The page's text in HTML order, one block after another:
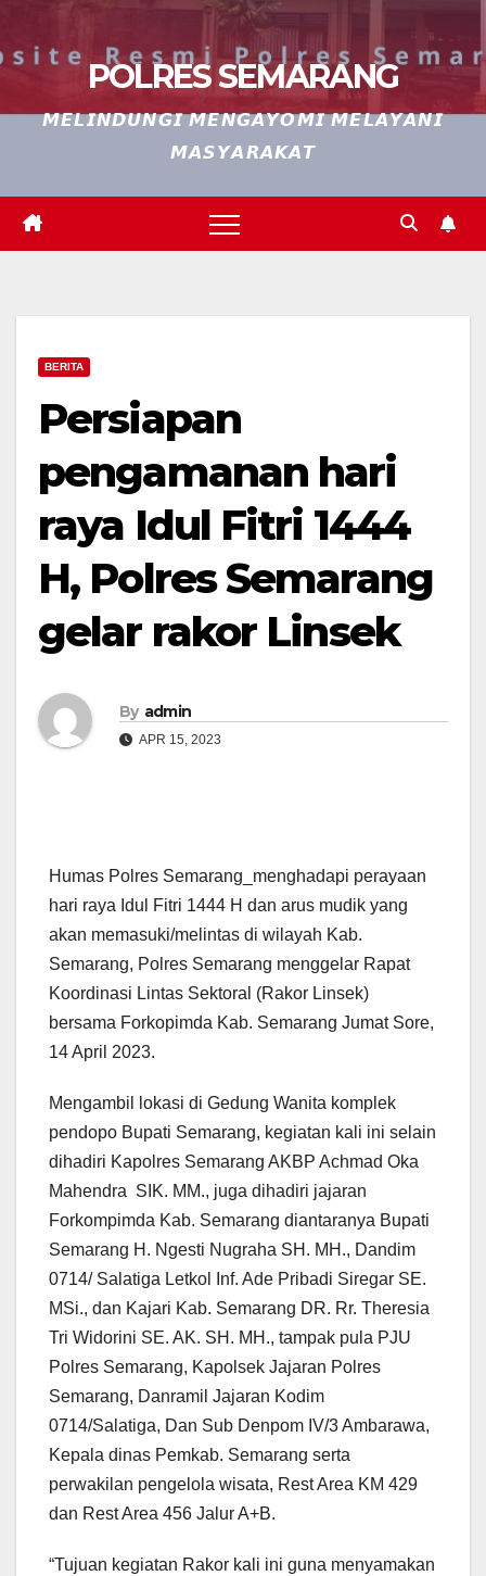
POLRES SEMARANG
𝙈𝙀𝙇𝙄𝙉𝘿𝙐𝙉𝙂𝙄 𝙈𝙀𝙉𝙂𝘼𝙔𝙊𝙈𝙄 𝙈𝙀𝙇𝘼𝙔𝘼𝙉𝙄
𝙈𝘼𝙎𝙔𝘼𝙍𝘼𝙆𝘼𝙏
BERITA
Persiapan
pengamanan hari
raya Idul Fitri 1444
H, Polres Semarang
gelar rakor Linsek
By admin
APR 15, 2023
Humas Polres Semarang_menghadapi perayaan
hari raya Idul Fitri 1444 H dan arus mudik yang
akan memasuki/melintas di wilayah Kab.
Semarang, Polres Semarang menggelar Rapat
Koordinasi Lintas Sektoral (Rakor Linsek)
bersama Forkopimda Kab. Semarang Jumat Sore,
14 April 2023.
Mengambil lokasi di Gedung Wanita komplek
pendopo Bupati Semarang, kegiatan kali ini selain
dihadiri Kapolres Semarang AKBP Achmad Oka
Mahendra SIK. MM., juga dihadiri jajaran
Forkompimda Kab. Semarang diantaranya Bupati
Semarang H. Ngesti Nugraha SH. MH., Dandim
0714/ Salatiga Letkol Inf. Ade Pribadi Siregar SE.
MSi., dan Kajari Kab. Semarang DR. Rr. Theresia
Tri Widorini SE. AK. SH. MH., tampak pula PJU
Polres Semarang, Kapolsek Jajaran Polres
Semarang, Danramil Jajaran Kodim
0714/Salatiga, Dan Sub Denpom IV/3 Ambarawa,
Kepala dinas Pemkab. Semarang serta
perwakilan pengelola wisata, Rest Area KM 429
dan Rest Area 456 Jalur A+B.
“Tujuan kegiatan Rakor kali ini guna menyamakan